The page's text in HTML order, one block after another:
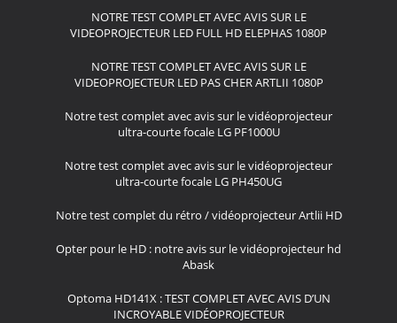
NOTRE TEST COMPLET AVEC AVIS SUR LE
VIDEOPROJECTEUR LED FULL HD ELEPHAS 1080P
NOTRE TEST COMPLET AVEC AVIS SUR LE
VIDEOPROJECTEUR LED PAS CHER ARTLII 1080P
Notre test complet avec avis sur le vidéoprojecteur
ultra-courte focale LG PF1000U
Notre test complet avec avis sur le vidéoprojecteur
ultra-courte focale LG PH450UG
Notre test complet du rétro / vidéoprojecteur Artlii HD
Opter pour le HD : notre avis sur le vidéoprojecteur hd
Abask
Optoma HD141X : TEST COMPLET AVEC AVIS D’UN
INCROYABLE VIDÉOPROJECTEUR